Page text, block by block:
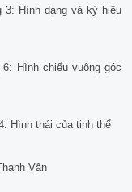
3: Hình dạng và ký hiệu
Hình chiếu vuông góc
Hình thái của tinh thể
Vân